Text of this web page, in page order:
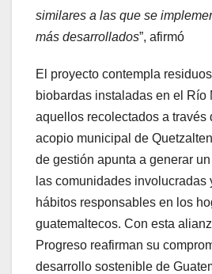
similares a las que se
más desarrollados”, afirmó
El proyecto contempla
biobardas instaladas en el Río
aquellos recolectados a través
acopio municipal de
de gestión apunta a generar
las comunidades involucradas
hábitos responsables en los
guatemaltecos. Con esta
Progreso reafirman su
desarrollo sostenible de